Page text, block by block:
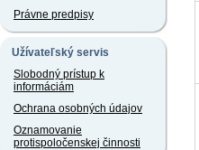
Právne predpisy
Užívateľský servis
Slobodný prístup k
informáciám
Ochrana osobných údajov
Oznamovanie
protispoločenskej činnosti